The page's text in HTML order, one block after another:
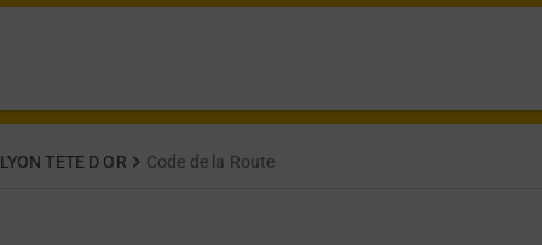
LYON TETE D OR Code de la Route
69 Rue Sully Lyon,